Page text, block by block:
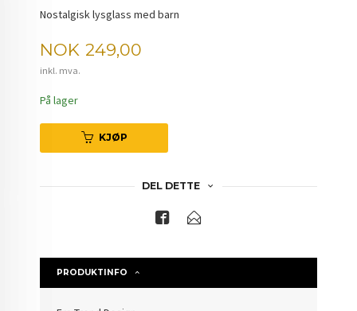
Nostalgisk lysglass med barn
Pris
NOK 249,00
inkl. mva.
På lager
KJØP
DEL DETTE
PRODUKTINFO